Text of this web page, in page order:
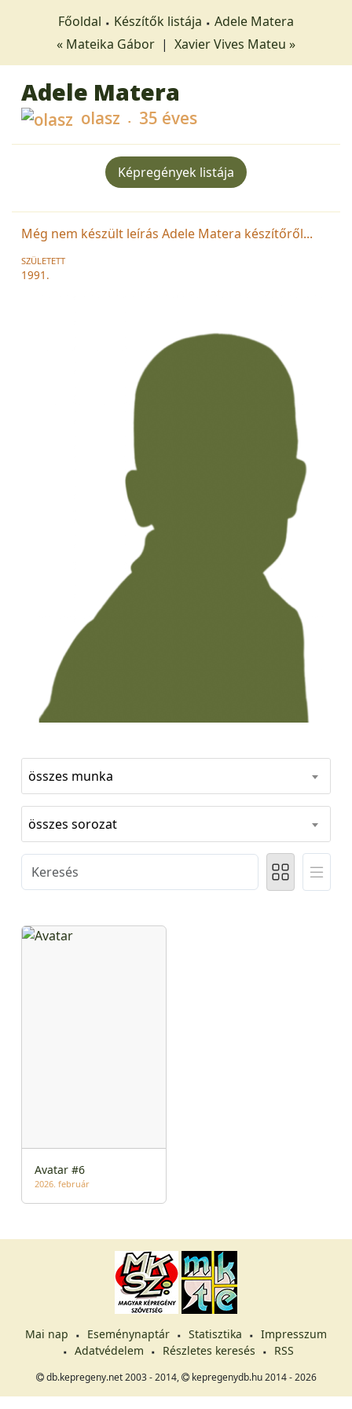
Főoldal Készítők listája
Adele Matera
« Mateika Gábor | Xavier Vives Mateu »
Adele Matera
olasz 35 éves
Képregények listája
Még nem készült leírás Adele Matera készítőről...
SZÜLETETT
1991.
összes munka
összes sorozat
Avatar #6
2026. február
Mai nap Eseménynaptár Statisztika
Impresszum
Adatvédelem
Részletes keresés RSS
db.kepregeny.net 2003 - 2014, kepregenydb.hu 2014 - 2026